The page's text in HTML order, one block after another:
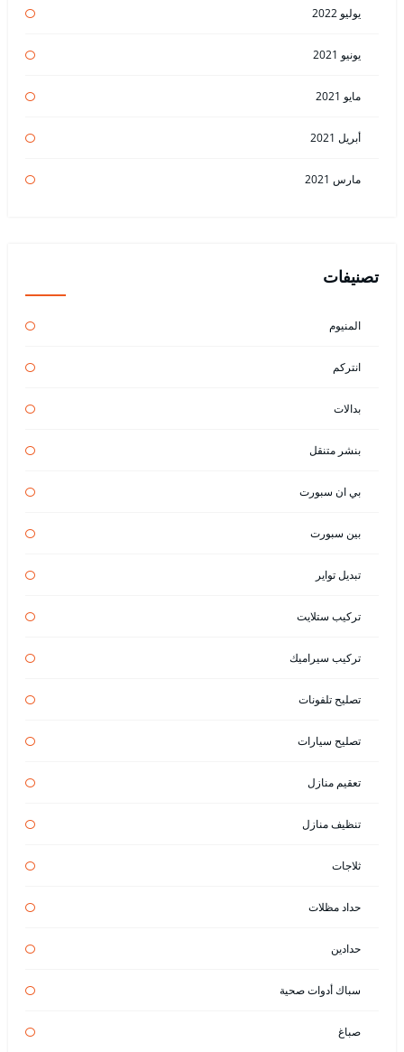
يوليو 2022
يونيو 2021
مايو 2021
أبريل 2021
مارس 2021
تصنيفات
المنيوم
انتركم
بدالات
بنشر متنقل
بي ان سبورت
بين سبورت
تبديل تواير
تركيب ستلايت
تركيب سيراميك
تصليح تلفونات
تصليح سيارات
تعقيم منازل
تنظيف منازل
ثلاجات
حداد مظلات
حدادين
سباك أدوات صحية
صباغ